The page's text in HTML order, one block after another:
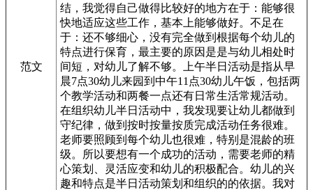
范文
结，我觉得自己做得比较好的地方在于：能够很
快地适应这些工作，基本上能够做好。不足在
于：还不够细心，没有完全做到根据每个幼儿的
特点进行保育，最主要的原因是是与幼儿相处时
间短，对幼儿了解不够。上午半日活动是指从早
晨7点30幼儿来园到中午11点30幼儿午饭，包括两
个教学活动和两餐一点还有日常生活常规活动。
在组织幼儿半日活动中，我发现要让幼儿都做到
守纪律，做到按时按量按质完成活动任务很难。
老师要照顾到每个幼儿也很难，特别是混龄的班
级。所以要想有一个成功的活动，需要老师的精
心策划、灵活应变和幼儿的积极配合。幼儿的兴
趣和特点是半日活动策划和组织的的依据。我对